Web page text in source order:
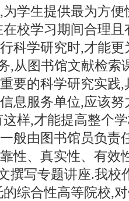
学生提供最为方
校学习期间合理
科学研究时,才能
,从图书馆文献检索
要的科学研究实践
息服务单位,应该
样,才能提高整个
般由图书馆员负责
性、真实性、有效
撰写专题讲座.我校
综合性高等院校,